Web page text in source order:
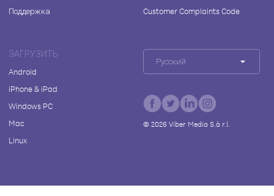
Поддержка
Customer Complaints Code
ЗАГРУЗИТЬ
Android
iPhone & iPad
Windows PC
Mac
Linux
Русский
© 2026Viber Media S.à r.l.